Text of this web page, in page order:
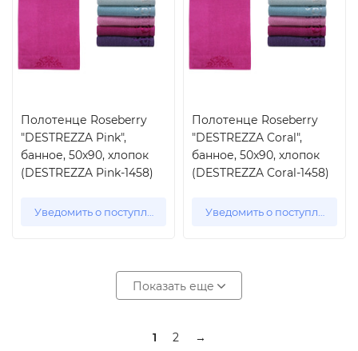
Полотенце Roseberry
"DESTREZZA Pink",
банное, 50x90, хлопок
(DESTREZZA Pink-1458)
Уведомить о поступлении
Полотенце Roseberry
"DESTREZZA Coral",
банное, 50x90, хлопок
(DESTREZZA Coral-1458)
Уведомить о поступлении
Показать еще
1 2 →